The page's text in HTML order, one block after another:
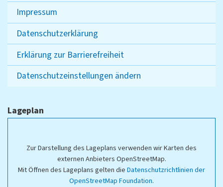
Impressum
Datenschutzerklärung
Erklärung zur Barrierefreiheit
Datenschutzeinstellungen ändern
Lageplan
Zur Darstellung des Lageplans verwenden wir Karten des
externen Anbieters OpenStreetMap.
Mit Öffnen des Lageplans gelten die Datenschutzrichtlinien der
OpenStreetMap Foundation.